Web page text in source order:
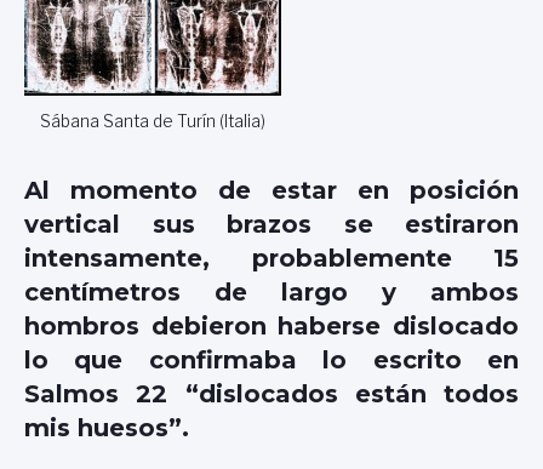
Sábana Santa de Turín (Italia)
Al momento de estar en posición
vertical sus brazos se estiraron
intensamente, probablemente 15
centímetros de largo y ambos
hombros debieron haberse dislocado
lo que confirmaba lo escrito en
Salmos 22 “dislocados están todos
mis huesos”.